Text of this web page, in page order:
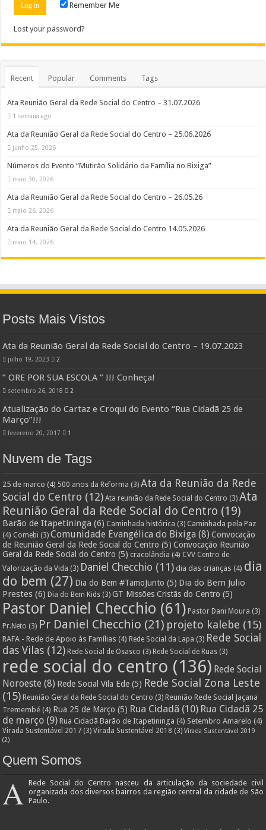
Remember Me
Lost your password?
Recent Popular Comments Tags
Ata Reunião Geral da Rede Social do Centro – 31.07.2026
1 semana ago
Ata da Reunião Geral da Rede Social do Centro – 25.06.2026
junho 25, 2026
Números do Evento “Mutirão Solidário da Família no Bixiga”
maio 30, 2026
Ata da Reunião Geral da Rede Social do Centro – 26.05.26
maio 26, 2026
Ata da Reunião Geral da Rede Social do Centro 14.05.2026
maio 14, 2026
Posts Mais Vistos
Ata da Reunião Geral da Rede Social do Centro – 19.07.2023
julho 19, 2023 2
” ORE POR SUA ESCOLA ” !!! Conheça!
setembro 26, 2018 2
Atualização do Cartaz e Croqui do Evento “Rua Cidadã 25 de
Março”!!!
fevereiro 20, 2017 1
Nuvem de Tags
25 de marco (4) 500 anos da Reforma (3) Ata da Reunião da Rede
Social do Centro (12) Ata reunião da Rede Social do Centro (3) Ata
Reunião Geral da Rede Social do Centro (19)
Barão de Itapetininga (6) Caminhada histórica (3) Caminhada pela Paz
(4) Comebi (3) Comunidade Evangélica do Bixiga (8) Convocação
de Reunião Geral da Rede Social do Centro (5) Convocação Reunião
Geral da Rede Social do Centro (5) cracolândia (4) CVV Centro de
Valorização da Vida (3) Daniel Checchio (11) dia das crianças (4) dia
do bem (27) Dia do Bem #TamoJunto (5) Dia do Bem Julio
Prestes (6) Dia do Bem Kids (3) GT Missões Cristãs do Centro (5)
Pastor Daniel Checchio (61) Pastor Dani Moura (3)
Pr.Neto (3) Pr Daniel Checchio (21) projeto kalebe (15)
RAFA - Rede de Apoio às Famílias (4) Rede Social da Lapa (3) Rede Social
das Vilas (12) Rede Social de Osasco (3) Rede Social de Ruas (3)
rede social do centro (136) Rede Social
Noroeste (8) Rede Social Vila Ede (5) Rede Social Zona Leste
(15) Reunião Geral da Rede Social do Centro (3) Reunião Rede Social Jaçana
Tremembé (4) Rua 25 de Março (5) Rua Cidadã (10) Rua Cidadã 25
de março (9) Rua Cidadã Barão de Itapetininga (4) Setembro Amarelo (4)
Virada Sustentável 2017 (3) Virada Sustentável 2018 (3) Virada Sustentável 2019
(2)
Quem Somos
A Rede Social do Centro nasceu da articulação da sociedade civil
organizada dos diversos bairros da região central da cidade de São
Paulo.